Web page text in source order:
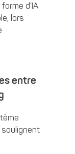
d’IA
lors
entre
soulignent